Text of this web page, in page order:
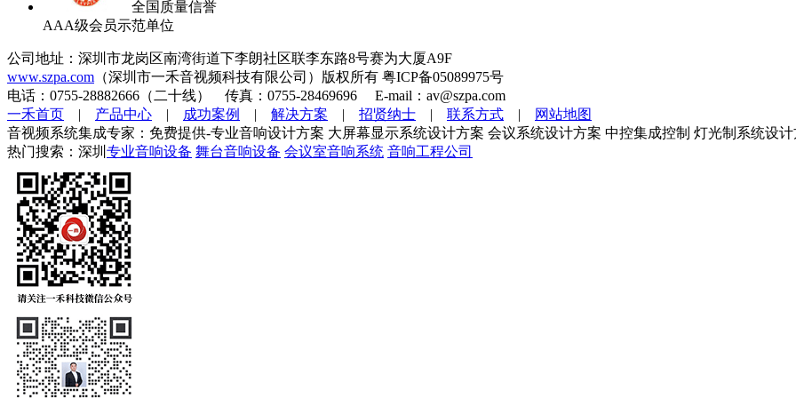
全国质量信誉
AAA级会员示范单位
公司地址：深圳市龙岗区南湾街道下李朗社区联李东路8号赛为大厦A9F
www.szpa.com （深圳市一禾音视频科技有限公司）版权所有 粤ICP备05089975号
电话：0755-28882666（二十线） 传真：0755-28469696 E-mail：av@szpa.com
一禾首页 | 产品中心 | 成功案例 | 解决方案 | 招贤纳士 | 联系方式 |
网站地图
音视频系统集成专家：免费提供-专业音响设计方案 大屏幕显示系统设计方案 会议系统设计方案 中控集成控制 灯光制系统设
热门搜索：深圳 专业音响设备 舞台音响设备 会议室音响系统 音响工程公司